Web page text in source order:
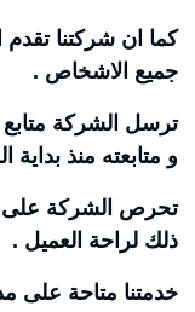
كما ان شركتنا
جميع الاشخاص .
ترسل الشركة
و متابعته منذ بداية
تحرص الشركة على
ذلك لراحة العميل .